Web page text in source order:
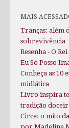
MAIS
Tranças: além
sobrevivência
Resenha - O
Eu Só Posso
Conheça as 10
midiática
Livro inspira
tradição
Circe: o mito